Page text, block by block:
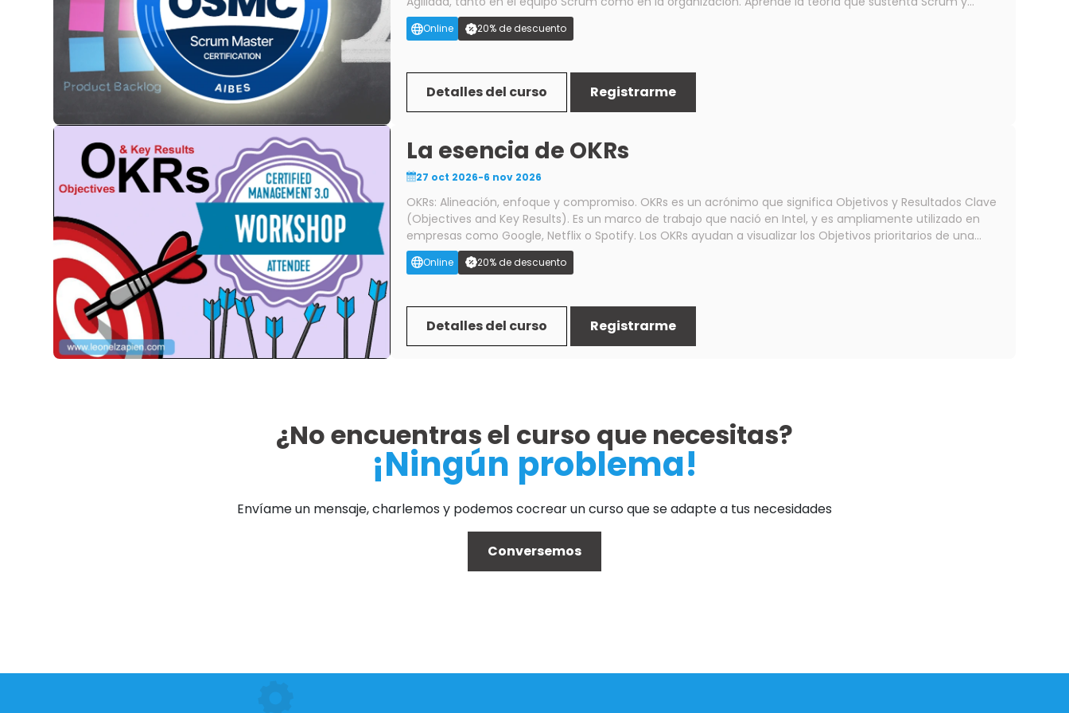
complementa con prácticas de los roles, eventos y artefactos que lo conforman, por medio de
dinámicas colaborativas para asentar el aprendizaje. Al finalizar el curso, tendrás la preparación necesaria
Master Certification (OSMC®) Estamos en la era de la **Inteligencia Artificial (IA)**, y es fundamental que
nos apalanquemos de esta herramienta, por lo cual realizaremos prácticas con IA para agregar
herramientas a nuestro rol de Scrum Master. 18 horas sublimes de aprendizaje divididas en 8 sesiones:
Online 20% de descuento
Detalles del curso Registrarme
La esencia de OKRs
27 oct 2026-6 nov 2026
OKRs: Alineación, enfoque y compromiso. OKRs es un acrónimo que significa Objetivos y Resultados Clave
(Objectives and Key Results). Es un marco de trabajo que nació en Intel, y es ampliamente utilizado en
empresas como Google, Netflix o Spotify. Los OKRs ayudan a visualizar los Objetivos prioritarios de una
organización, y alinearlos a su vez con los objetivos de las diversas divisiones / áreas / departamentos /
equipos que la conforman. Estos objetivos en todos los niveles se asocian con un grupo de Resultados
manera iterativa o cíclica, para inspeccionar y adaptar cómo se avanza hacia estos objetivos, con una
cadencia que ayuda a alinear la estrategia con la operación. **4 súper sesiones en línea, de 2 horas cada
Online 20% de descuento
Detalles del curso Registrarme
¿No encuentras el curso que necesitas?
¡Ningún problema!
Envíame un mensaje, charlemos y podemos cocrear un curso que se adapte a tus necesidades
Conversemos